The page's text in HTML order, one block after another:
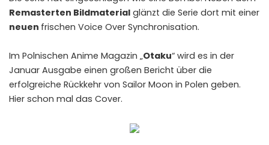
Remasterten Bildmaterial glänzt die Serie dort mit einer
neuen frischen Voice Over Synchronisation.
Im Polnischen Anime Magazin „Otaku“ wird es in der
Januar Ausgabe einen großen Bericht über die
erfolgreiche Rückkehr von Sailor Moon in Polen geben.
Hier schon mal das Cover.